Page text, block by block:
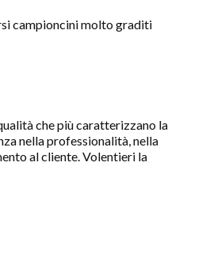
campioncini molto graditi
che più caratterizzano la
nella professionalità, nella
al cliente. Volentieri la